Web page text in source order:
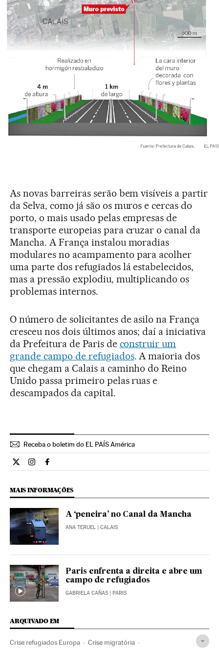
As novas barreiras serão bem visíveis a partir
da Selva, como já são os muros e cercas do
porto, o mais usado pelas empresas de
transporte europeias para cruzar o canal da
Mancha. A França instalou moradias
modulares no acampamento para acolher
uma parte dos refugiados lá estabelecidos,
mas a pressão explodiu, multiplicando os
problemas internos.
O número de solicitantes de asilo na França
cresceu nos dois últimos anos; daí a iniciativa
da Prefeitura de Paris de construir um
grande campo de refugiados. A maioria dos
que chegam a Calais a caminho do Reino
Unido passa primeiro pelas ruas e
descampados da capital.
Receba o boletim do EL PAÍS América
Internacional El País Brasil en Twitter
Internacional El País Brasil en Instagram
Internacional El País Brasil en Facebook
MAIS INFORMAÇÕES
A ‘peneira’ no Canal da Mancha
ANA TERUEL | CALAIS
Paris enfrenta a direita e abre um
campo de refugiados
GABRIELA CAÑAS | PARIS
ARQUIVADO EM
Crise refugiados Europa Crise migratória